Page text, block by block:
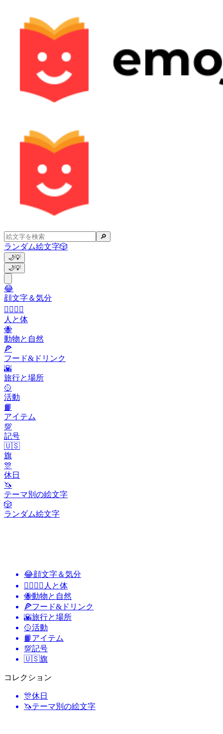
🔎
ランダム絵文字🎲
🌙💡
🌙💡
😂
顔文字＆気分
👩‍❤️‍💋‍👨
人と体
🐝
動物と自然
🍕
フード&ドリンク
🌇
旅行と場所
🥎
活動
📙
アイテム
💯
記号
🇺🇸
旗
🎊
休日
🦄
テーマ別の絵文字
🎲
ランダム絵文字
😂顔文字＆気分
👩‍❤️‍💋‍👨 人と体
🐝動物と自然
🍕フード&ドリンク
🌇旅行と場所
🥎活動
📙 アイテム
💯記号
🇺🇸旗
コレクション
🎊休日
🦄テーマ別の絵文字